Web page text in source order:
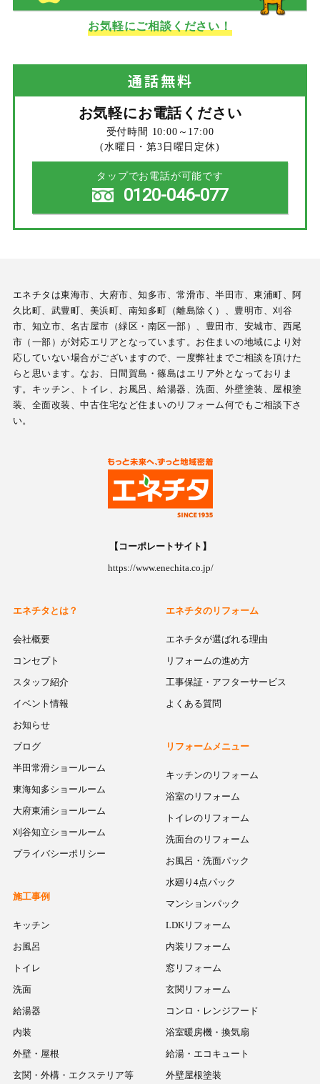
お気軽にご相談ください！
通話無料
お気軽にお電話ください
受付時間 10:00～17:00
(水曜日・第3日曜日定休)
タップでお電話が可能です
0120-046-077
エネチタは東海市、大府市、知多市、常滑市、半田市、東浦町、阿
久比町、武豊町、美浜町、南知多町（離島除く）、豊明市、刈谷
市、知立市、名古屋市（緑区・南区一部）、豊田市、安城市、西尾
市（一部）が対応エリアとなっています。お住まいの地域により対
応していない場合がございますので、一度弊社までご相談を頂けた
らと思います。なお、日間賀島・篠島はエリア外となっておりま
す。キッチン、トイレ、お風呂、給湯器、洗面、外壁塗装、屋根塗
装、全面改装、中古住宅など住まいのリフォーム何でもご相談下さ
い。
【コーポレートサイト】
https://www.enechita.co.jp/
エネチタとは？
会社概要
コンセプト
スタッフ紹介
イベント情報
お知らせ
ブログ
半田常滑ショールーム
東海知多ショールーム
大府東浦ショールーム
刈谷知立ショールーム
プライバシーポリシー
エネチタのリフォーム
エネチタが選ばれる理由
リフォームの進め方
工事保証・アフターサービス
よくある質問
リフォームメニュー
キッチンのリフォーム
浴室のリフォーム
トイレのリフォーム
洗面台のリフォーム
お風呂・洗面パック
水廻り4点パック
マンションパック
LDKリフォーム
内装リフォーム
窓リフォーム
玄関リフォーム
コンロ・レンジフード
浴室暖房機・換気扇
給湯・エコキュート
外壁屋根塗装
施工事例
キッチン
お風呂
トイレ
洗面
給湯器
内装
外壁・屋根
玄関・外構・エクステリア等